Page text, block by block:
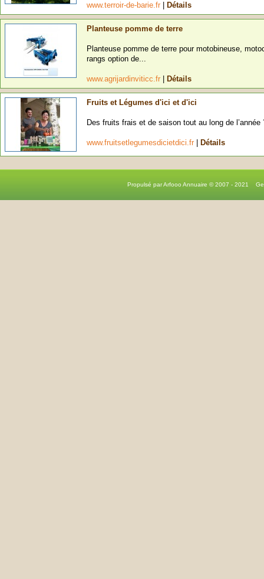
www.terroir-de-barie.fr Détails
Planteuse pomme de terre
Planteuse pomme de terre pour motobineuse,
rangs option de...
www.agrijardinviticc.fr Détails
Fruits et Légumes d'ici et d'ici
Des fruits frais et de saison tout au long de
www.fruitsetlegumesdicietdici.fr Détails
Propulsé par Arfooo Annuaire © 2007 - 2021